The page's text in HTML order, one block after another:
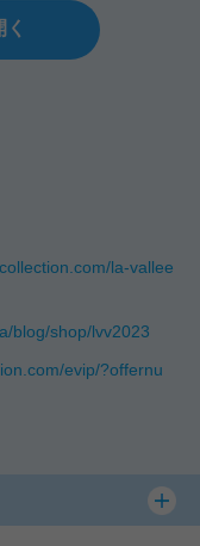
la-vallee
blog/shop/lvv2023
evip/?offernu